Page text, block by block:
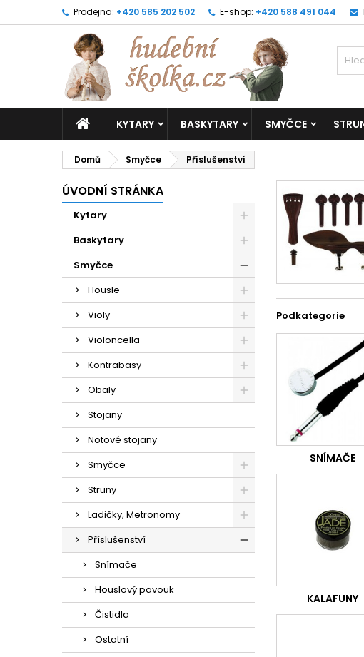
Prodejna: +420 585 202 502 E-shop: +420 588 491 044
KYTARY BASKYTARY SMYČCE
Domů Smyčce Příslušenství
ÚVODNÍ STRÁNKA
Kytary
Baskytary
Smyčce
Housle
Violy
Violoncella
Kontrabasy
Obaly
Stojany
Notové stojany
Smyčce
Struny
Ladičky, Metronomy
Příslušenství
Snímače
Houslový pavouk
Čistidla
Ostatní
Podkategorie
SNÍMAČE
KALAFUNY